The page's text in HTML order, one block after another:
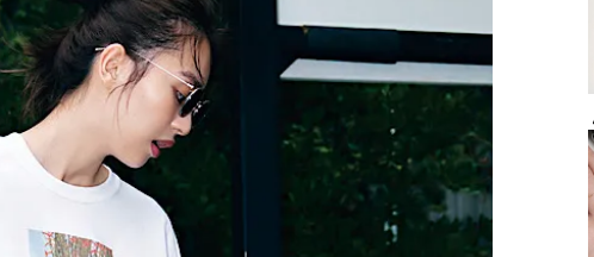
【ヘアアクセ6選】手抜きに見え
ない！アラサーのまとめ髪が垢
抜ける「即戦力アクセ」たち |
CLASSY.[クラッシィ]
Aug, 5, 2026
ユニクロ名品も！日焼け対策ガ
チ勢の「ないと無理」なアイテ
ムハック7選 | CLASSY.[クラッシ
ング22選｜20〜30代カップルの
エピソードも | CLASSY.[クラッシ
ィ]
WEDDING Jun, 30, 2026
【一生ものジュエリー】1つでも
存在感が際立つ！ポメラートの
「トゥギャザー」シリーズに注
目 | CLASSY.[クラッシィ]